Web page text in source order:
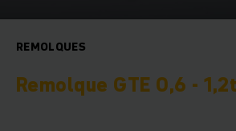
REMOLQUES
Remolque GTE 0,6 - 1,2t